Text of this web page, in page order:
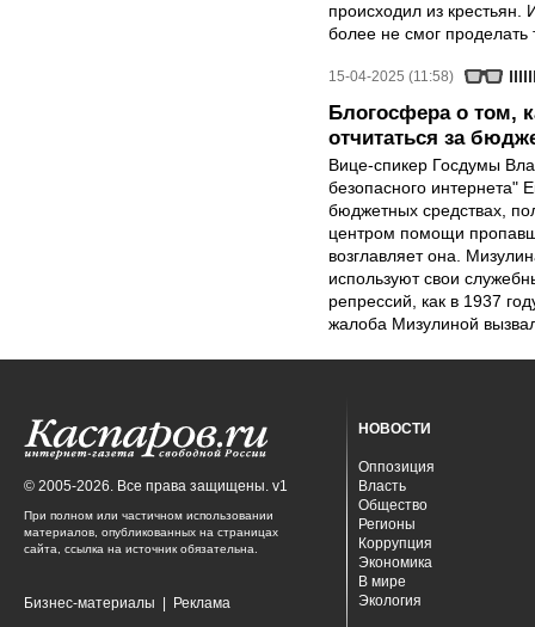
происходил из крестьян.
более не смог проделать
15-04-2025 (11:58)
Блогосфера о том,
отчитаться за
Вице-спикер Госдумы
безопасного интернета"
бюджетных средствах,
центром помощи
возглавляет она.
используют свои
репрессий, как в 1937
жалоба Мизулиной
© 2005-2026. Все права защищены. v1
При полном или частичном использовании
материалов, опубликованных на страницах
сайта, ссылка на источник обязательна.
Бизнес-материалы Реклама
НОВОСТИ
Оппозиция
Власть
Общество
Регионы
Коррупция
Экономика
В мире
Экология